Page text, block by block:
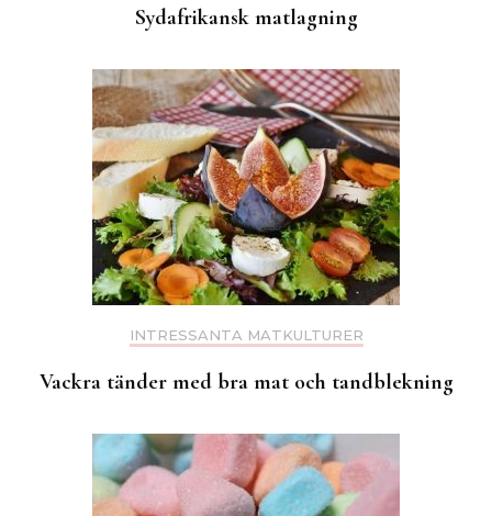
Sydafrikansk matlagning
INTRESSANTA MATKULTURER
Vackra tänder med bra mat och tandblekning